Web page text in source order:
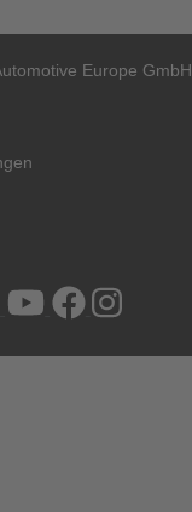
Europe GmbH